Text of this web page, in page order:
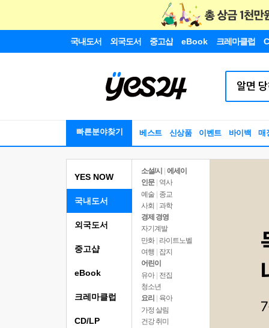
국내도서 외국도서 중고샵 eBook 크레마클럽
빠른분야찾기 베스트 신상품 이벤트 바이백 매
YES NOW
국내도서
소설/시
에세이
인문
역사
예술 | 종교
사회 | 과학
경제 경영
자기계발
만화 | 라이트노벨
여행
잡지
어린이
유아 | 전집
청소년
요리
육아
가정 살림
건강 취미
외국도서
중고샵
eBook
크레마클럽
CD/LP